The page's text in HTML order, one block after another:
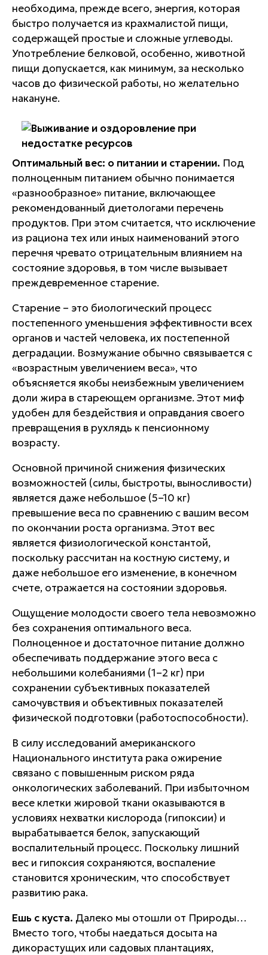
необходима, прежде всего, энергия, которая
быстро получается из крахмалистой пищи,
содержащей простые и сложные углеводы.
Употребление белковой, особенно, животной
пищи допускается, как минимум, за несколько
часов до физической работы, но желательно
накануне.
Оптимальный вес: о питании и старении. Под
полноценным питанием обычно понимается
«разнообразное» питание, включающее
рекомендованный диетологами перечень
продуктов. При этом считается, что исключение
из рациона тех или иных наименований этого
перечня чревато отрицательным влиянием на
состояние здоровья, в том числе вызывает
преждевременное старение.
Старение – это биологический процесс
постепенного уменьшения эффективности всех
органов и частей человека, их постепенной
деградации. Возмужание обычно связывается с
«возрастным увеличением веса», что
объясняется якобы неизбежным увеличением
доли жира в стареющем организме. Этот миф
удобен для бездействия и оправдания своего
превращения в рухлядь к пенсионному
возрасту.
Основной причиной снижения физических
возможностей (силы, быстроты, выносливости)
является даже небольшое (5–10 кг)
превышение веса по сравнению с вашим весом
по окончании роста организма. Этот вес
является физиологической константой,
поскольку рассчитан на костную систему, и
даже небольшое его изменение, в конечном
счете, отражается на состоянии здоровья.
Ощущение молодости своего тела невозможно
без сохранения оптимального веса.
Полноценное и достаточное питание должно
обеспечивать поддержание этого веса с
небольшими колебаниями (1–2 кг) при
сохранении субъективных показателей
самочувствия и объективных показателей
физической подготовки (работоспособности).
В силу исследований американского
Национального института рака ожирение
связано с повышенным риском ряда
онкологических заболеваний. При избыточном
весе клетки жировой ткани оказываются в
условиях нехватки кислорода (гипоксии) и
вырабатывается белок, запускающий
воспалительный процесс. Поскольку лишний
вес и гипоксия сохраняются, воспаление
становится хроническим, что способствует
развитию рака.
Ешь с куста. Далеко мы отошли от Природы…
Вместо того, чтобы наедаться досыта на
дикорастущих или садовых плантациях,